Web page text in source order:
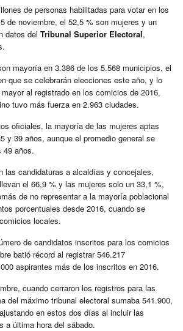
de personas habilitadas para votar en los
de noviembre, el 52,5 % son mujeres y un
datos del Tribunal Superior Electoral,
mayoría en 3.386 de los 5.568 municipios, el
que se celebrarán elecciones este año, y lo
al registrado en los comicios de 2016,
tuvo más fuerza en 2.963 ciudades.
oficiales, la mayoría de las mujeres aptas
y 39 años, aunque el promedio general se
49 años.
las candidaturas a alcaldías y concejales,
el 66,9 % y las mujeres solo un 33,1 %,
de no representar a la mayoría poblacional
porcentuales desde 2016, cuando se
locales.
de candidatos inscritos para los comicios
batió récord al registrar 546.217
aspirantes más de los inscritos en 2016.
cuando cerraron los registros para las
del máximo tribunal electoral sumaba 541.900,
en estos dos días al incluir las
a última hora del sábado.